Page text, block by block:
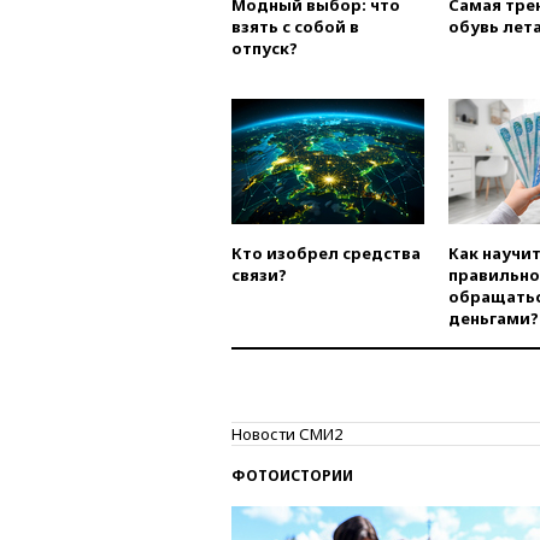
Модный выбор: что
взять с собой в
отпуск?
Самая
обувь
Кто изобрел средства
связи?
Как
правильно
деньгами?
Новости СМИ2
ФОТОИСТОРИИ